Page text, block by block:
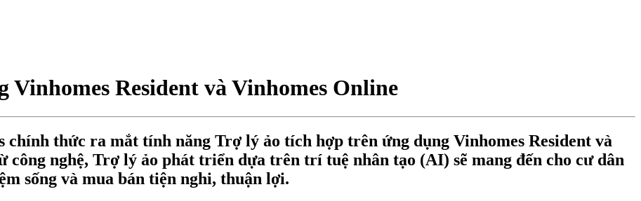
Resident và Vinhomes Online
chính thức ra mắt tính năng Trợ lý ảo tích hợp trên ứng dụng Vinhomes Resident và
nghệ, Trợ lý ảo phát triển dựa trên trí tuệ nhân tạo (AI) sẽ mang đến cho cư dân
sống và mua bán tiện nghi, thuận lợi.